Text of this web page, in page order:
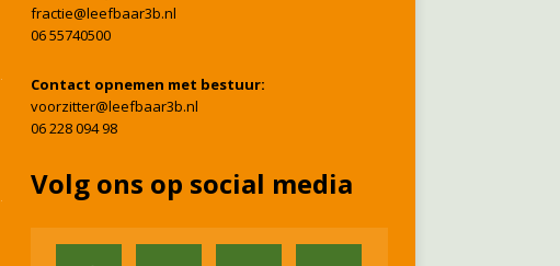
fractie@leefbaar3b.nl
06 55740500
Contact opnemen met bestuur:
voorzitter@leefbaar3b.nl
06 228 094 98
Volg ons op social media